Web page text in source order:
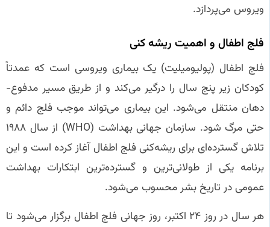
ویروس می‌پردازد.
فلج اطفال و اهمیت ریشه‌ کنی
فلج اطفال (پولیومیلیت) یک بیماری ویروسی است که عمدتاً
کودکان زیر پنج سال را درگیر می‌کند و از طریق مسیر مدفوع-
دهان منتقل می‌شود. این بیماری می‌تواند موجب فلج دائم و
حتی مرگ شود. سازمان جهانی بهداشت (WHO) از سال ۱۹۸۸
تلاش گسترده‌ای برای ریشه‌کنی فلج اطفال آغاز کرده است و این
برنامه یکی از طولانی‌ترین و گسترده‌ترین ابتکارات بهداشت
عمومی در تاریخ بشر محسوب می‌شود.
هر سال در روز ۲۴ اکتبر، روز جهانی فلج اطفال برگزار می‌شود تا